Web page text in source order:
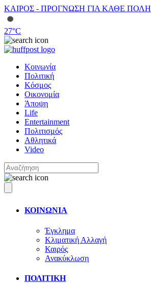
ΚΑΙΡΟΣ - ΠΡΟΓΝΩΣΗ ΓΙΑ ΚΑΘΕ ΠΟΛΗ
27°C
Κοινωνία
Πολιτική
Κόσμος
Οικονομία
Άποψη
Life
Entertainment
Πολιτισμός
Αθλητικά
Video
ΚΟΙΝΩΝΙΑ
Έγκλημα
Κλιματική Αλλαγή
Καιρός
Ανακύκλωση
ΠΟΛΙΤΙΚΗ